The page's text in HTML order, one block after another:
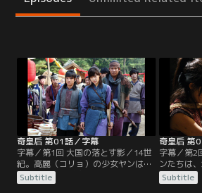
奇皇后 第01話／字幕
字幕／第1回 大国の落とす影／14世
紀。高麗（コリョ）の少女ヤンは大
国・元への貢ぎ物「貢女」として母
と共に連れ去られる道中、人質とし
Subtitle
奇皇后 第
字幕／第2
ンたちは
ユたちに
ンニャン
Subtitle